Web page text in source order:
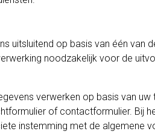
uitsluitend op basis van één van
noodzakelijk voor de
verwerken op basis van
of contactformulier. Bij
instemming met de algemene